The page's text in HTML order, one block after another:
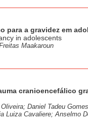
para a gravidez em
in adolescents
Maakaroun
cranioencefálico
Daniel Tadeu
Luiza Cavaliere; Anselmo